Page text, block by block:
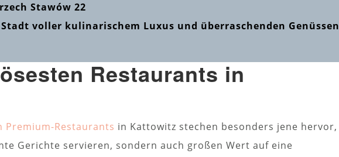
Stawów 22
voller kulinarischem Luxus und überraschenden Genüssen
Restaurants in
Premium-Restaurants in Kattowitz stechen besonders jene hervor,
Gerichte servieren, sondern auch großen Wert auf eine